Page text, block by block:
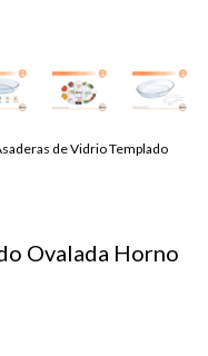
de Vidrio Templado
Ovalada Horno